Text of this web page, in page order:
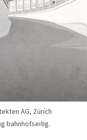
AG, Zürich
bahnhofseitig.